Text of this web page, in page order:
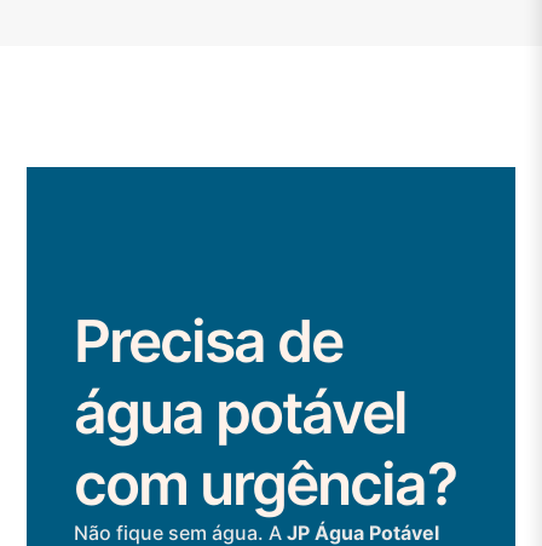
Precisa de
água potável
com urgência?
Não fique sem água. A JP Água Potável